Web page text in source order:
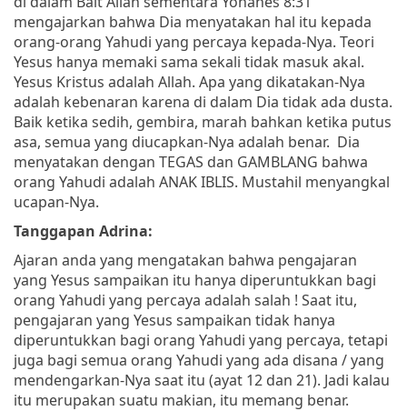
mengajarkan bahwa Dia menyatakan hal itu kepada
orang-orang Yahudi yang percaya kepada-Nya. Teori
Yesus hanya memaki sama sekali tidak masuk akal.
Yesus Kristus adalah Allah. Apa yang dikatakan-Nya
adalah kebenaran karena di dalam Dia tidak ada dusta.
Baik ketika sedih, gembira, marah bahkan ketika putus
asa, semua yang diucapkan-Nya adalah benar. Dia
menyatakan dengan TEGAS dan GAMBLANG bahwa
orang Yahudi adalah ANAK IBLIS. Mustahil menyangkal
ucapan-Nya.
Tanggapan Adrina:
Ajaran anda yang mengatakan bahwa pengajaran
yang Yesus sampaikan itu hanya diperuntukkan bagi
orang Yahudi yang percaya adalah salah ! Saat itu,
pengajaran yang Yesus sampaikan tidak hanya
diperuntukkan bagi orang Yahudi yang percaya, tetapi
juga bagi semua orang Yahudi yang ada disana / yang
mendengarkan-Nya saat itu (ayat 12 dan 21). Jadi kalau
itu merupakan suatu makian, itu memang benar.